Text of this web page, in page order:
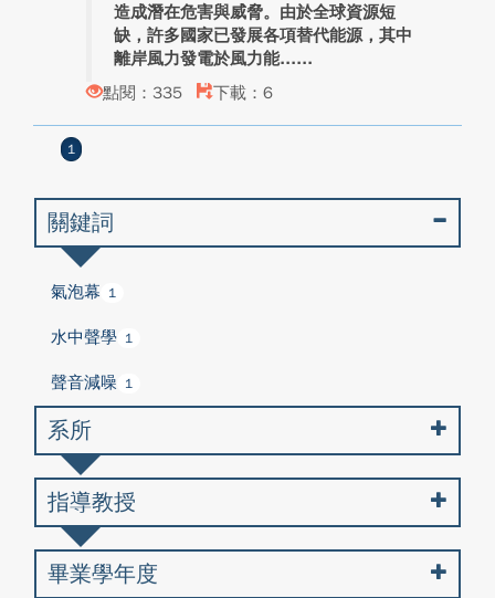
造成潛在危害與威脅。由於全球資源短
缺，許多國家已發展各項替代能源，其中
離岸風力發電於風力能...
點閱：335
下載：6
1
關鍵詞
氣泡幕 1
水中聲學 1
聲音減噪 1
系所
指導教授
畢業學年度